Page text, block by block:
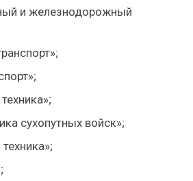
и железнодорожный
сухопутных войск»;